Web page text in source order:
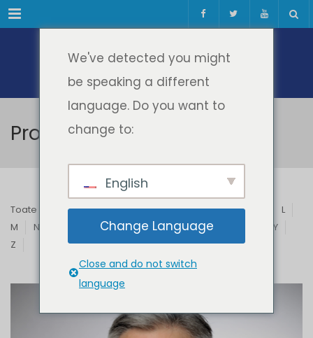
Meniul
Profesori & Invitați
Toate B C D E F G H I J
L
M
N Q R S T U V
Y
Z
We've detected you might
be speaking a different
language. Do you want to
change to:
English
Change Language
Close and do not switch
language